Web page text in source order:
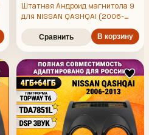
Штатная Андроид магнитола 9
для NISSAN QASHQAI (2006-
2013), 4/64гб, DSP, беспроводной
CarPlay и Android Auto, GPS и
ГЛОНАСС
Сравнить В корзину